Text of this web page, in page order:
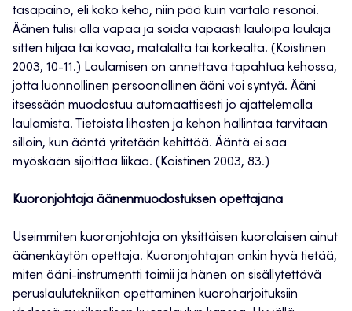
tasapaino, eli koko keho, niin pää kuin vartalo resonoi.
Äänen tulisi olla vapaa ja soida vapaasti lauloipa laulaja
sitten hiljaa tai kovaa, matalalta tai korkealta. (Koistinen
2003, 10-11.) Laulamisen on annettava tapahtua kehossa,
jotta luonnollinen persoonallinen ääni voi syntyä. Ääni
itsessään muodostuu automaattisesti jo ajattelemalla
laulamista. Tietoista lihasten ja kehon hallintaa tarvitaan
silloin, kun ääntä yritetään kehittää. Ääntä ei saa
myöskään sijoittaa liikaa. (Koistinen 2003, 83.)
Kuoronjohtaja äänenmuodostuksen opettajana
Useimmiten kuoronjohtaja on yksittäisen kuorolaisen ainut
äänenkäytön opettaja. Kuoronjohtajan onkin hyvä tietää,
miten ääni-instrumentti toimii ja hänen on sisällytettävä
peruslaulutekniikan opettaminen kuoroharjoituksiin